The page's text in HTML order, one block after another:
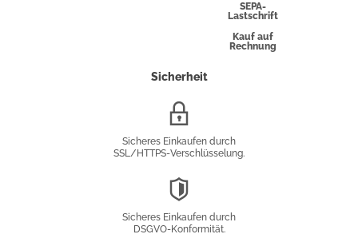
SEPA-
Lastschrift
Kauf auf
Rechnung
Sicherheit
Sicheres Einkaufen durch
SSL/HTTPS-Verschlüsselung.
Sicheres Einkaufen durch
DSGVO-Konformität.